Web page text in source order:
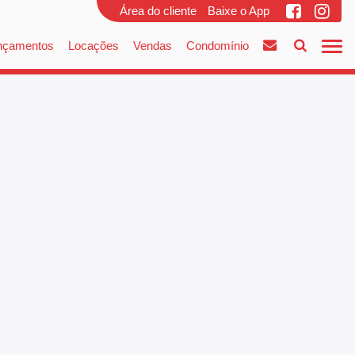
Área do cliente Baixe o App
Locações Vendas Condomínio